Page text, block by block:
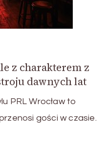
z charakterem z
dawnych lat
PRL Wrocław to
gości w czasie.